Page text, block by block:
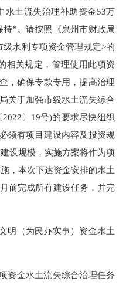
水土流失治理补助资金53万
持”。请按照《泉州市财政局
水利专项资金管理规定>的
相关规定，管理使用此项资
，确保专款专用，提高治理
关于加强市级水土流失综合
〕19号)的要求尽快组织
须有项目建设内容及投资规
设规模，实施方案将作为项
，本次下达资金安排的水土
前完成所有建设任务，并完
（为民办实事）资金水土
金水土流失综合治理任务